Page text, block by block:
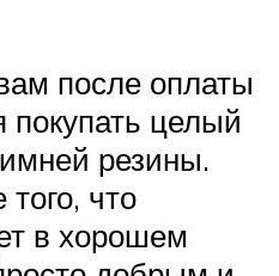
после оплаты
целый
резины.
что
в хорошем